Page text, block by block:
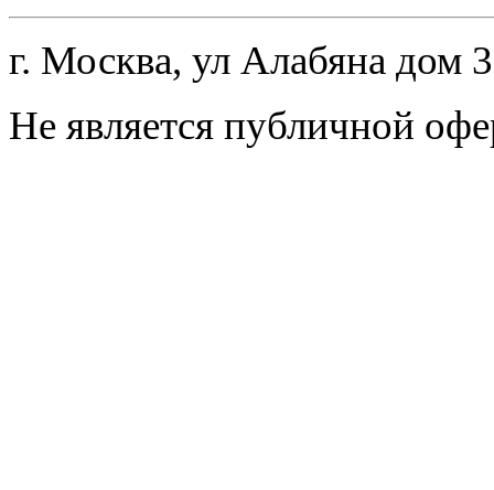
г. Москва, ул Алабяна дом
Не является публичной